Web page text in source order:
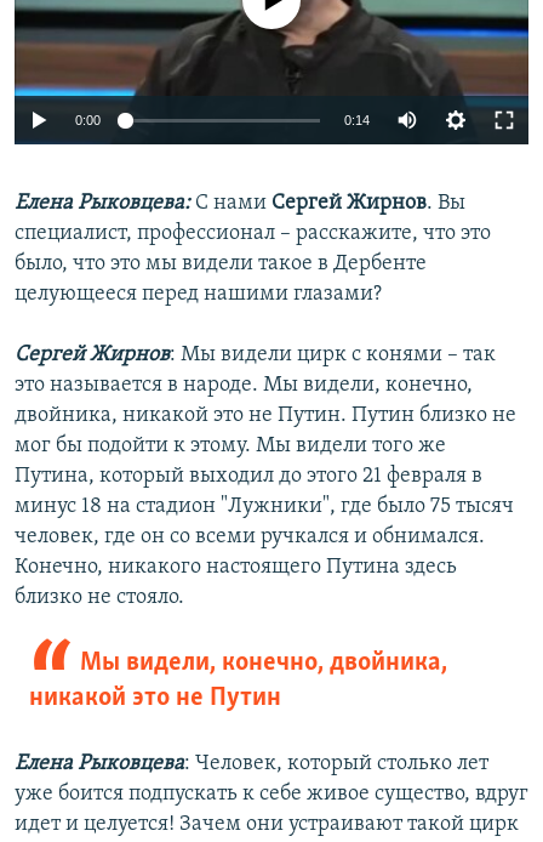
Auto 240p 360p 480p
720p 1080p
0:00 0:14
360p
480p
Елена Рыковцева:С нами Сергей Жирнов. Вы
специалист, профессионал – расскажите, что это
было, что это мы видели такое в Дербенте
целующееся перед нашими глазами?
Сергей Жирнов: Мы видели цирк с конями – так
это называется в народе. Мы видели, конечно,
двойника, никакой это не Путин. Путин близко не
мог бы подойти к этому. Мы видели того же
Путина, который выходил до этого 21 февраля в
минус 18 на стадион "Лужники", где было 75 тысяч
человек, где он со всеми ручкался и обнимался.
Конечно, никакого настоящего Путина здесь
близко не стояло.
Мы видели, конечно, двойника,
никакой это не Путин
Елена Рыковцева: Человек, который столько лет
уже боится подпускать к себе живое существо, вдруг
идет и целуется! Зачем они устраивают такой цирк